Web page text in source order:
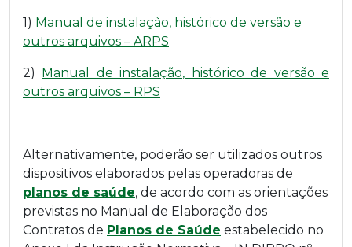
1) Manual de instalação, histórico de versão e
outros arquivos – ARPS
2) Manual de instalação, histórico de versão e
outros arquivos – RPS
Alternativamente, poderão ser utilizados outros
dispositivos elaborados pelas operadoras de
planos de saúde, de acordo com as orientações
previstas no Manual de Elaboração dos
Contratos de Planos de Saúde estabelecido no